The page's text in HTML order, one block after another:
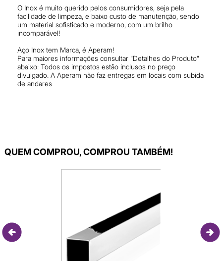
O Inox é muito querido pelos consumidores, seja pela
facilidade de limpeza, e baixo custo de manutenção, sendo
um material sofisticado e moderno, com um brilho
incomparável!
Aço Inox tem Marca, é Aperam!
Para maiores informações consultar "Detalhes do Produto"
abaixo: Todos os impostos estão inclusos no preço
divulgado. A Aperam não faz entregas em locais com subida
de andares
QUEM COMPROU, COMPROU TAMBÉM!